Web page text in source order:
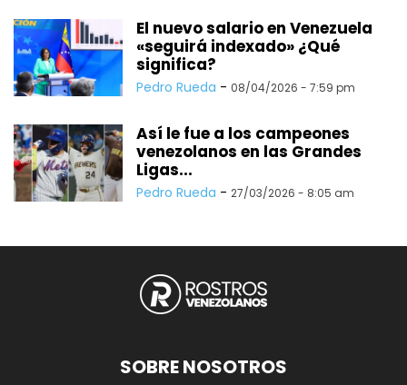
El nuevo salario en Venezuela
«seguirá indexado» ¿Qué
significa?
Pedro Rueda - 08/04/2026 - 7:59 pm
Así le fue a los campeones
venezolanos en las Grandes
Ligas...
Pedro Rueda - 27/03/2026 - 8:05 am
SOBRE NOSOTROS